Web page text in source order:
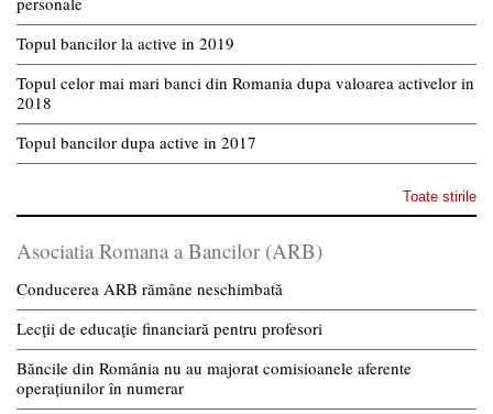
Topul bancilor la active in 2019
Topul celor mai mari banci din Romania dupa valoarea activelor in
2018
Topul bancilor dupa active in 2017
Toate stirile
Asociatia Romana a Bancilor (ARB)
Conducerea ARB rămâne neschimbată
Lecții de educație financiară pentru profesori
Băncile din România nu au majorat comisioanele aferente
operațiunilor în numerar